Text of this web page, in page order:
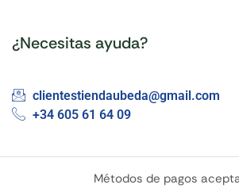
¿Necesitas ayuda?
clientestiendaubeda@gmail.com
+34 605 61 64 09
Métodos de pagos